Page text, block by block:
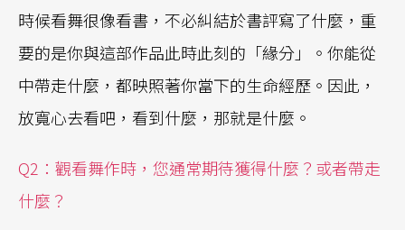
時候看舞很像看書，不必糾結於書評寫了什麼，重
要的是你與這部作品此時此刻的「緣分」。你能從
中帶走什麼，都映照著你當下的生命經歷。因此，
放寬心去看吧，看到什麼，那就是什麼。
Q2：觀看舞作時，您通常期待獲得什麼？或者帶走
什麼？